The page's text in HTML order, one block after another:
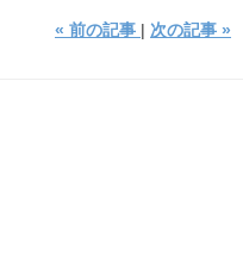
« 前の記事 次の記事 »